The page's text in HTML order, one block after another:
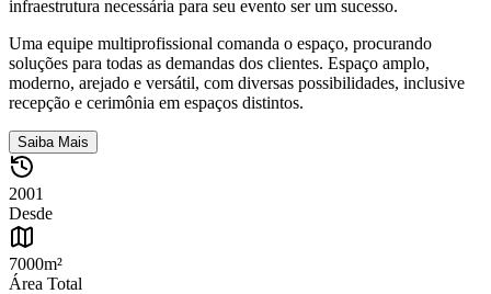
infraestrutura necessária para seu evento ser um sucesso.
Uma equipe multiprofissional comanda o espaço, procurando
soluções para todas as demandas dos clientes. Espaço amplo,
moderno, arejado e versátil, com diversas possibilidades, inclusive
recepção e cerimônia em espaços distintos.
Saiba Mais
2001
Desde
7000m²
Área Total